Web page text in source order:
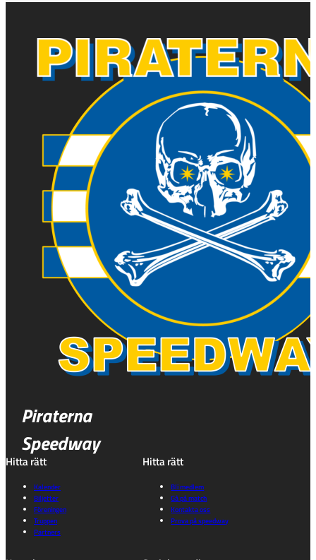
Piraterna
Speedway
Hitta rätt
Kalender
Biljetter
Föreningen
Truppen
Partners
Hitta rätt
Bli medlem
Gå på match
Kontakta oss
Prova på speedway